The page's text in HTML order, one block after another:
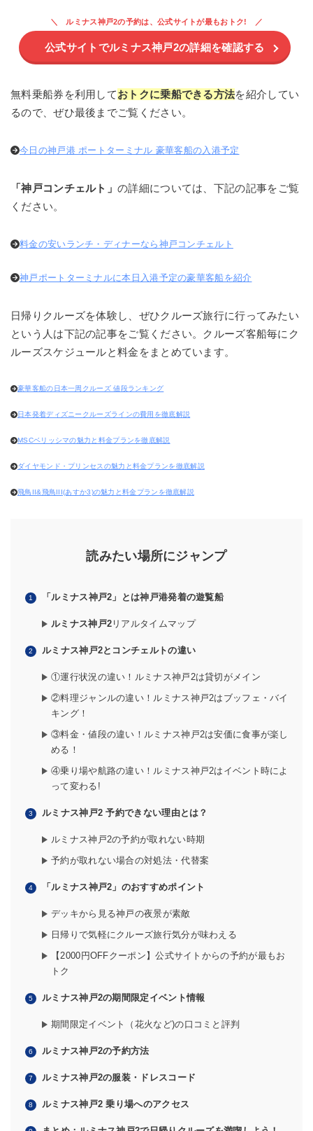
ルミナス神戸2の予約は、公式サイトが最もおトク!
公式サイトでルミナス神戸2の詳細を確認する
無料乗船券を利用しておトクに乗船できる方法を紹介してい
るので、ぜひ最後までご覧ください。
今日の神戸港 ポートターミナル 豪華客船の入港予定
「神戸コンチェルト 」の詳細については、下記の記事をご覧
ください。
料金の安いランチ・ディナーなら神戸コンチェルト
神戸ポートターミナルに本日入港予定の豪華客船を紹介
日帰りクルーズを体験し、ぜひクルーズ旅行に行ってみたい
という人は下記の記事をご覧ください。クルーズ客船毎にク
ルーズスケジュールと料金をまとめています。
豪華客船の日本一周クルーズ 値段ランキング
日本発着ディズニークルーズラインの費用を徹底解説
MSCベリッシマの魅力と料金プランを徹底解説
ダイヤモンド・プリンセスの魅力と料金プランを徹底解説
飛鳥II&飛鳥III(あすか3)の魅力と料金プランを徹底解説
読みたい場所にジャンプ
「 ルミナス神戸2 」とは神戸港発着の遊覧船
ルミナス神戸2 リアルタイムマップ
ルミナス神戸2とコンチェルトの違い
①運行状況の違い！ルミナス神戸2は貸切がメイン
②料理ジャンルの違い！ルミナス神戸2はブッフェ・バイ
キング！
③料金・値段の違い！ルミナス神戸2は安価に食事が楽し
める！
④乗り場や航路の違い！ルミナス神戸2はイベント時によ
って変わる!
ルミナス神戸2 予約できない理由とは？
ルミナス神戸2の予約が取れない時期
予約が取れない場合の対処法・代替案
「 ルミナス神戸2 」のおすすめポイント
デッキから見る神戸の夜景が素敵
日帰りで気軽にクルーズ旅行気分が味わえる
【2000円OFFクーポン】公式サイトからの予約が最もお
トク
ルミナス神戸2の期間限定イベント情報
期間限定イベント（花火など)の口コミと評判
ルミナス神戸2の予約方法
ルミナス神戸2の服装・ドレスコード
ルミナス神戸2 乗り場へのアクセス